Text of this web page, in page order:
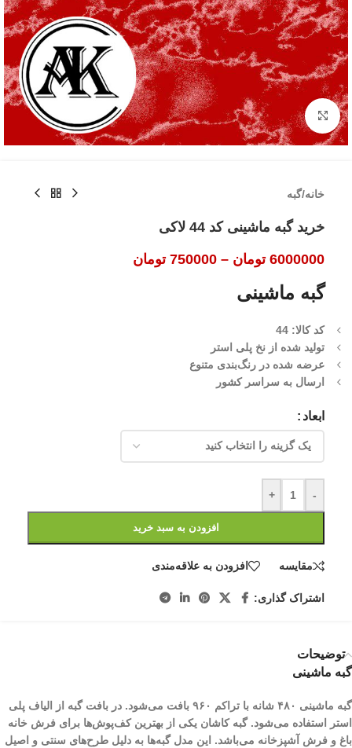
بزرگنمایی تصویر
خانه/گبه
خرید گبه ماشینی کد 44 لاکی
6000000 تومان –
750000 تومان
گبه ماشینی
کد کالا: 44
تولید شده از نخ پلی استر
عرضه شده در رنگ‌بندی متنوع
ارسال به سراسر کشور
ابعاد
-
+
افزودن به سبد خرید
مقایسه افزودن به علاقه‌مندی
اشتراک گذاری:
توضیحات
گبه ماشینی
گبه ماشینی ۴۸۰ شانه با تراکم ۹۶۰ بافت می‌شود. در بافت گبه از الیاف پلی
استر استفاده می‌شود. گبه کاشان یکی از بهترین کف‌پوش‌ها برای فرش خانه
باغ و فرش آشپزخانه می‌باشد. این مدل گبه‌ها به دلیل طرح‌های سنتی و اصیل